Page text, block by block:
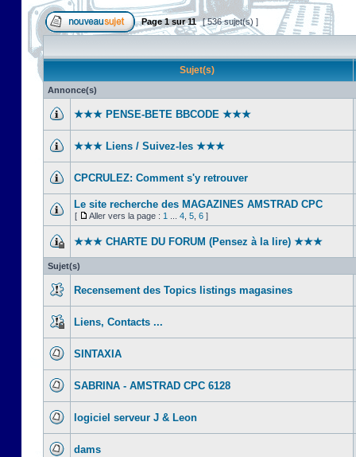
Page1sur11 [ 536 sujet(s) ]
Sujet(s)
Annonce(s)
★★★ PENSE-BETE BBCODE ★★★
★★★ Liens / Suivez-les ★★★
CPCRULEZ: Comment s'y retrouver‎
Le site recherche des MAGAZINES AMSTRAD CPC
[ Aller vers la page : 1 4 5 6 ]
★★★ CHARTE DU FORUM (Pensez à la lire) ★★★
Sujet(s)
Recensement des Topics listings magasines
Liens, Contacts ...
SINTAXIA
SABRINA - AMSTRAD CPC 6128
logiciel serveur J & Leon
dams